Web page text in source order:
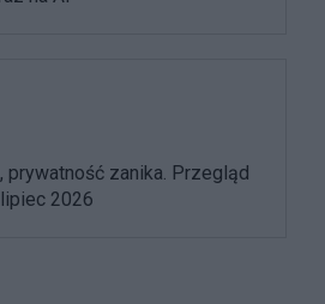
prywatność zanika. Przegląd
2026